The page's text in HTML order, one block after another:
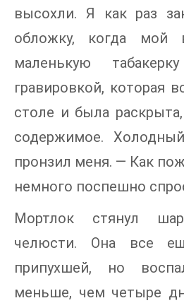
высохли. Я как раз
обложку, когда мой
маленькую
гравировкой, которая
столе и была
содержимое.
пронзил меня. — Как
немного поспешно
Мортлок стянул
челюсти. Она все
припухшей, но
меньше, чем четыре